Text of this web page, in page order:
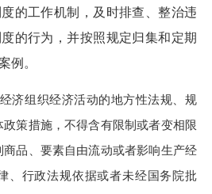
的工作机制，及时排查、整治违
的行为，并按照规定归集和定期
例。
济组织经济活动的地方性法规、规
策措施，不得含有限制或者变相限
品、要素自由流动或者影响生产经
、行政法规依据或者未经国务院批